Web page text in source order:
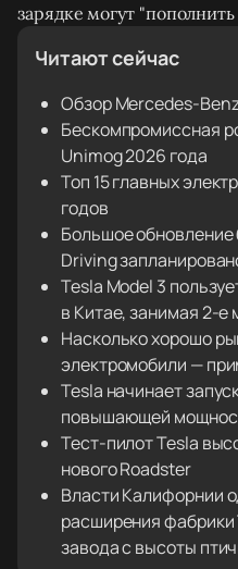
зарядке могут
Читают сейчас
Обзор Mercedes-
Бескомпромиссная
Unimog 2026 года
Топ 15 главных
годов
Большое
Driving
Tesla Model 3
в Китае, занимая 2-
Насколько хорошо
электромобили —
Tesla начинает
повышающей
Тест-пилот Tesla
нового Roadster
Власти Калифорнии
расширения
завода с высоты